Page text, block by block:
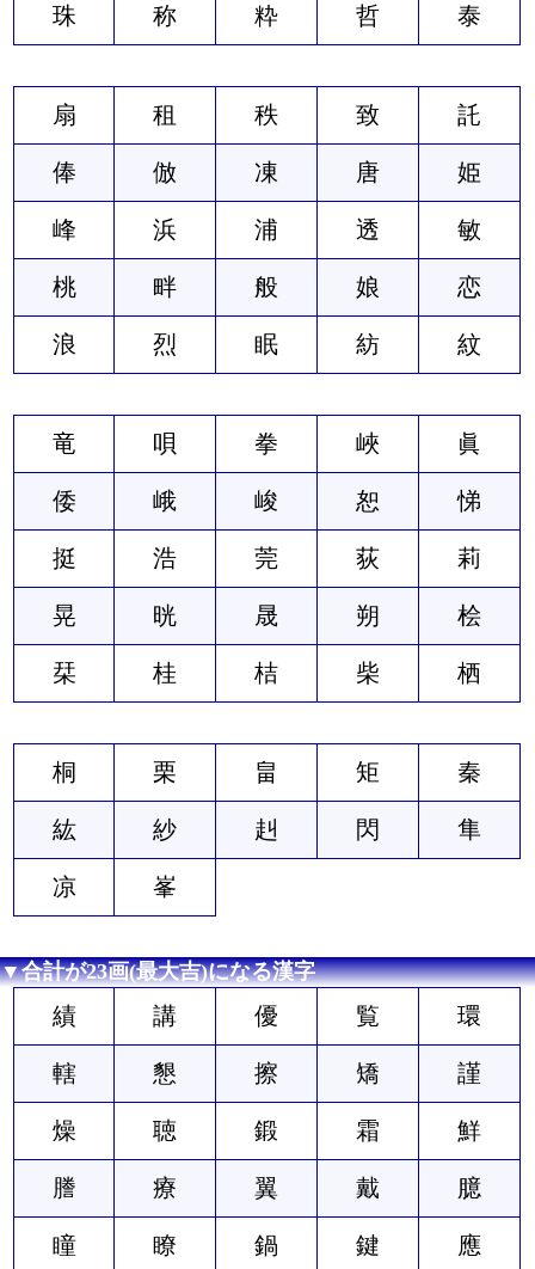
珠 称 粋 哲 泰
扇 租 秩 致 託
俸 倣 凍 唐 姫
峰 浜 浦 透 敏
桃 畔 般 娘 恋
浪 烈 眠 紡 紋
竜 唄 拳 峽 眞
倭 峨 峻 恕 悌
挺 浩 莞 荻 莉
晃 晄 晟 朔 桧
栞 桂 桔 柴 栖
桐 栗 畠 矩 秦
紘 紗 赳 閃 隼
凉 峯
▼合計が23画(最大吉)になる漢字
績 講 優 覧 環
轄 懇 擦 矯 謹
燥 聴 鍛 霜 鮮
謄 療 翼 戴 臆
瞳 瞭 鍋 鍵 應